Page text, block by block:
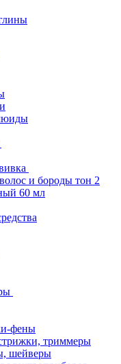
и бороды тон 2
60 мл
фены
триммеры
шейверы